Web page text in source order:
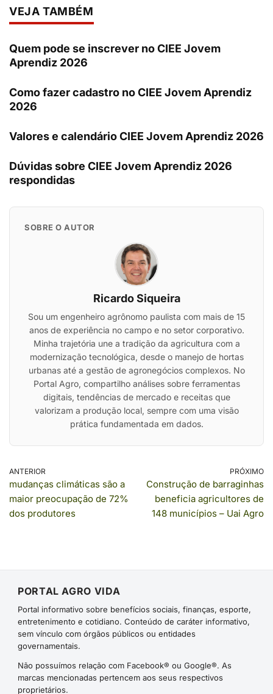
VEJA TAMBÉM
Quem pode se inscrever no CIEE Jovem
Aprendiz 2026
Como fazer cadastro no CIEE Jovem Aprendiz
2026
Valores e calendário CIEE Jovem Aprendiz 2026
Dúvidas sobre CIEE Jovem Aprendiz 2026
respondidas
SOBRE O AUTOR
Ricardo Siqueira
Sou um engenheiro agrônomo paulista com mais de 15
anos de experiência no campo e no setor corporativo.
Minha trajetória une a tradição da agricultura com a
modernização tecnológica, desde o manejo de hortas
urbanas até a gestão de agronegócios complexos. No
Portal Agro, compartilho análises sobre ferramentas
digitais, tendências de mercado e receitas que
valorizam a produção local, sempre com uma visão
prática fundamentada em dados.
ANTERIOR
mudanças climáticas são a
maior preocupação de 72%
dos produtores
PRÓXIMO
Construção de barraginhas
beneficia agricultores de
148 municípios – Uai Agro
PORTAL AGRO VIDA
Portal informativo sobre benefícios sociais, finanças, esporte,
entretenimento e cotidiano. Conteúdo de caráter informativo,
sem vínculo com órgãos públicos ou entidades
governamentais.
Não possuímos relação com Facebook® ou Google®. As
marcas mencionadas pertencem aos seus respectivos
proprietários.